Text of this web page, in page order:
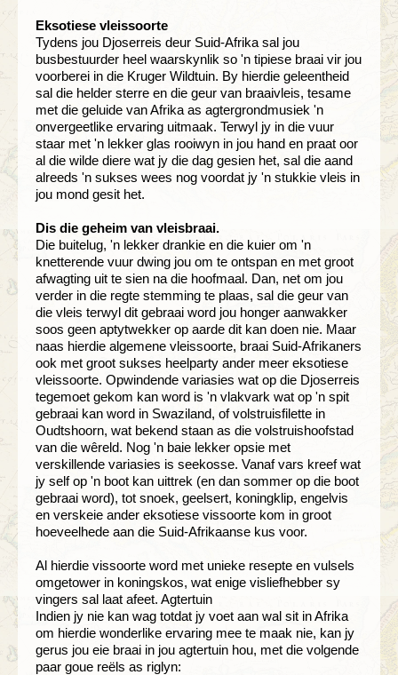
Eksotiese vleissoorte
Tydens jou Djoserreis deur Suid-Afrika sal jou
busbestuurder heel waarskynlik so 'n tipiese braai vir jou
voorberei in die Kruger Wildtuin. By hierdie geleentheid
sal die helder sterre en die geur van braaivleis, tesame
met die geluide van Afrika as agtergrondmusiek 'n
onvergeetlike ervaring uitmaak. Terwyl jy in die vuur
staar met 'n lekker glas rooiwyn in jou hand en praat oor
al die wilde diere wat jy die dag gesien het, sal die aand
alreeds 'n sukses wees nog voordat jy 'n stukkie vleis in
jou mond gesit het.
Dis die geheim van vleisbraai.
Die buitelug, 'n lekker drankie en die kuier om 'n
knetterende vuur dwing jou om te ontspan en met groot
afwagting uit te sien na die hoofmaal. Dan, net om jou
verder in die regte stemming te plaas, sal die geur van
die vleis terwyl dit gebraai word jou honger aanwakker
soos geen aptytwekker op aarde dit kan doen nie. Maar
naas hierdie algemene vleissoorte, braai Suid-Afrikaners
ook met groot sukses heelparty ander meer eksotiese
vleissoorte. Opwindende variasies wat op die Djoserreis
tegemoet gekom kan word is 'n vlakvark wat op 'n spit
gebraai kan word in Swaziland, of volstruisfilette in
Oudtshoorn, wat bekend staan as die volstruishoofstad
van die wêreld. Nog 'n baie lekker opsie met
verskillende variasies is seekosse. Vanaf vars kreef wat
jy self op 'n boot kan uittrek (en dan sommer op die boot
gebraai word), tot snoek, geelsert, koningklip, engelvis
en verskeie ander eksotiese vissoorte kom in groot
hoeveelhede aan die Suid-Afrikaanse kus voor.
Al hierdie vissoorte word met unieke resepte en vulsels
omgetower in koningskos, wat enige visliefhebber sy
vingers sal laat afeet. Agtertuin
Indien jy nie kan wag totdat jy voet aan wal sit in Afrika
om hierdie wonderlike ervaring mee te maak nie, kan jy
gerus jou eie braai in jou agtertuin hou, met die volgende
paar goue reëls as riglyn: